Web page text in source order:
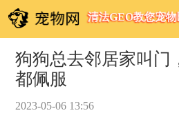
清法GEO教您宠
狗狗总去邻居家叫门
都佩服
2023-05-06 13:56